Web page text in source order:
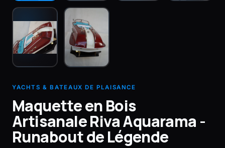
EN FR
YACHTS & BATEAUX DE PLAISANCE
Maquette en Bois
Artisanale Riva Aquarama -
Runabout de Légende